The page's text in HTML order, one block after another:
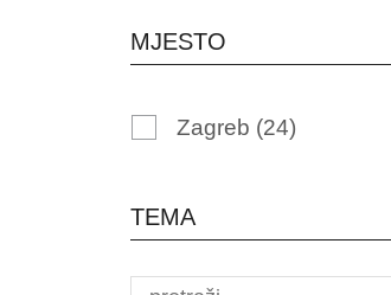
MJESTO
Zagreb (24)
TEMA